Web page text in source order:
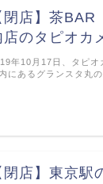
閉店】茶BAR
店のタピオカ
年10月17日、タピオ
にあるグランスタ丸
閉店】東京駅